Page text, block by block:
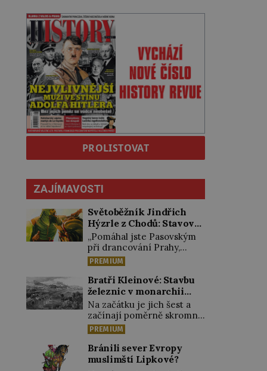
PROLISTOVAT
ZAJÍMAVOSTI
Světoběžník Jindřich
Hýzrle z Chodů: Stavové
ho měli za zrádce
„Pomáhal jste Pasovským
při drancování Prahy,
zradil jste nás!“ nařknou
čeští stavové hlavního
zbrojmistra zemské
hotovosti. Jindřich se však
zastrašit nenechá.
Zachová chladnou hlavu a
trestu unikne. Nicméně
cejchu zrádce se už
nezbaví… Tři roky stačily!
Škola pro něj není.
Jindřich Michal Hýzrle z
PREMIUM
Bratři Kleinové: Stavbu
železnic v monarchii
ovládli samouci
Na začátku je jich šest a
začínají poměrně skromně,
úpravami zahrad, rybníků a
parků. Postupně si ale
troufnou i na stavbu
železnic. Během 40 let
PREMIUM
Bránili sever Evropy
muslimští Lipkové?